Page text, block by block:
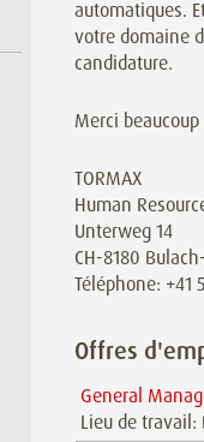
automatiques.
votre domaine
candidature.
Merci
TORMAX
Human
Unterweg 14
CH-8180
Téléphone: +41
Offres
General
Lieu de travail: